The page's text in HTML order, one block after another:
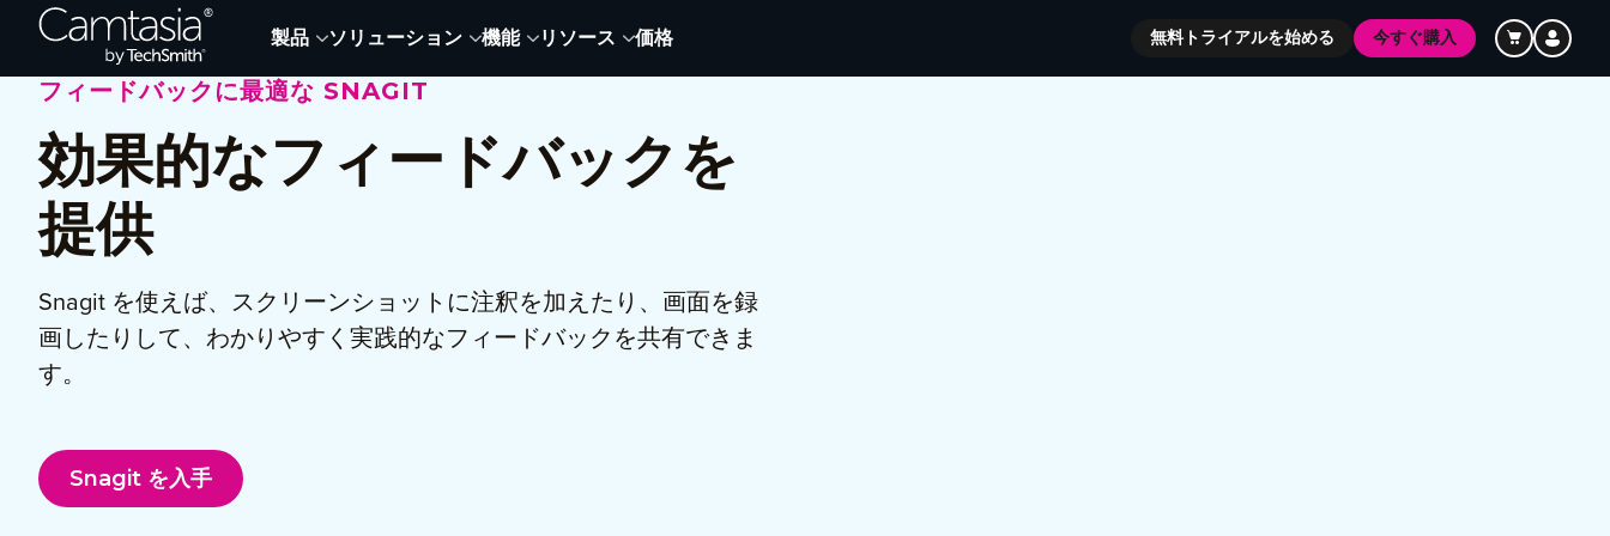
製品 ソリューション 機能 リソース 価格 無料トライアルを始める 今すぐ購入
フィードバックに最適な SNAGIT
効果的なフィードバックを
提供
Snagit を使えば、スクリーンショットに注釈を加えたり、画面を録
画したりして、わかりやすく実践的なフィードバックを共有できま
す。
Snagit を入手